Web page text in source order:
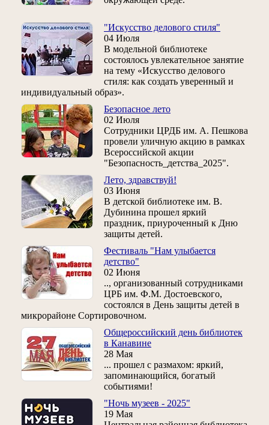
"Искусство делового стиля"
04 Июля
В модельной библиотеке
состоялось увлекательное занятие
на тему «Искусство делового
стиля: как создать уверенный и
индивидуальный образ».
Безопасное лето
02 Июля
Сотрудники ЦРДБ им. А. Пешкова
провели уличную акцию в рамках
Всероссийской акции
"Безопасность_детства_2025".
Лето, здравствуй!
03 Июня
В детской библиотеке им. В.
Дубинина прошел яркий
праздник, приуроченный к Дню
защиты детей.
Фестиваль "Нам улыбается
детство"
02 Июня
.., организованный сотрудниками
ЦРБ им. Ф.М. Достоевского,
состоялся в День защиты детей в
микрорайоне Сортировочном.
Общероссийский день библиотек
в Канавине
28 Мая
... прошел с размахом: яркий,
запоминающийся, богатый
событиями!
"Ночь музеев - 2025"
19 Мая